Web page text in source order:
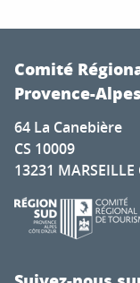
des Papes,
Comité
Provence-
64 La Canebière
CS 10009
13231 MARSEILLE